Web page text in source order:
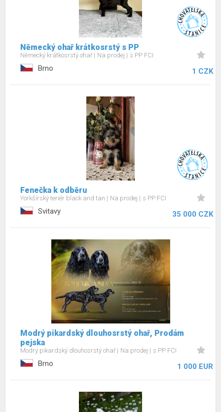
Německý ohař krátkosrstý s PP
Německý krátkosrstý ohař Na prodej s PP FCI
Brno 1 CZK
Fenečka k odběru
Yorkšírský teriér black and tan Na prodej s PP FCI
Svitavy 35 000 CZK
Modrý pikardský dlouhosrstý ohař, Prodám
pejska
Modrý pikardský dlouhosrstý ohař Na prodej s PP FCI
Brno 1 000 EUR